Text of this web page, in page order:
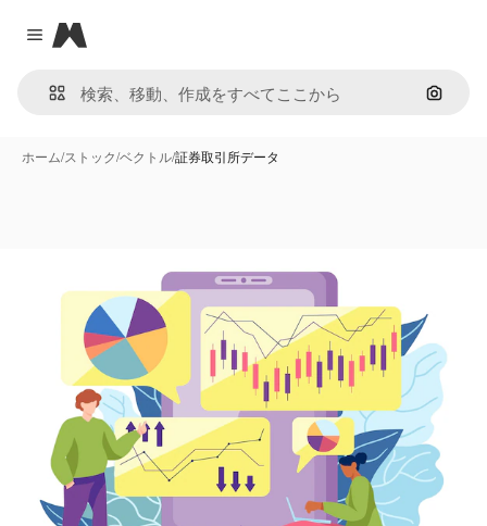
Close menu
Magnific
画像で
ホーム/ストック/ベクトル/証券取引所データ